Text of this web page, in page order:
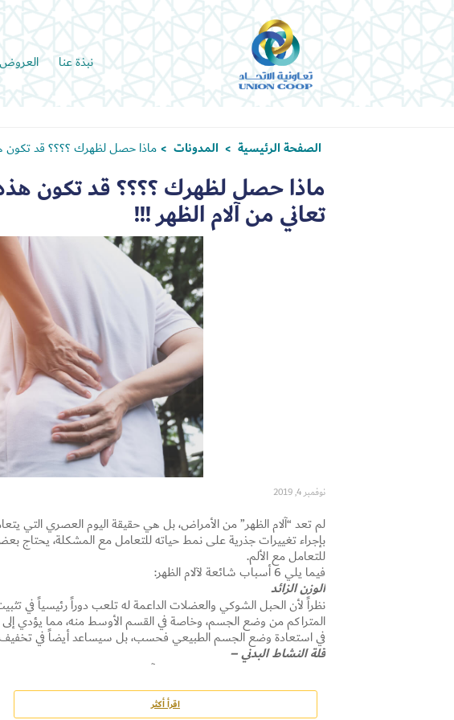
نبذة عنا العروض
الصفحة الرئيسية > المدونات > ماذا حصل لظهرك ؟؟؟؟ قد تكون
ماذا حصل لظهرك ؟؟؟؟ قد تكون
تعاني من آلام الظهر !!!
نوفمبر 4, 2019
لم تعد “آلام الظهر” من الأمراض، بل هي حقيقة اليوم العصري التي
بإجراء تغييرات جذرية على نمط حياته للتعامل مع المشكلة، يحتاج
للتعامل مع الألم.
فيما يلي 6 أسباب شائعة لآلام الظهر:
الوزن الزائد
نظراً لأن الحبل الشوكي والعضلات الداعمة له تلعب دوراً رئيسياً في
المتراكم من وضع الجسم، وخاصة في القسم الأوسط منه، مما يؤدي إلى
في استعادة وضع الجسم الطبيعي فحسب، بل سيساعد أيضاً في تخفيف
قلة النشاط البدني–
كما يقول المثل “الصحة هي الثروة” وآلام الظهر مؤشر حالة صحية
يؤدي إلى “زيادة الوزن”. نمط الحياة الخامل يؤدي إلى ضعف العضلات
الداعمة للعمود الفقري قوية بما يكفي للحفاظ على الوزن سليماً،
اقرأ أكثر